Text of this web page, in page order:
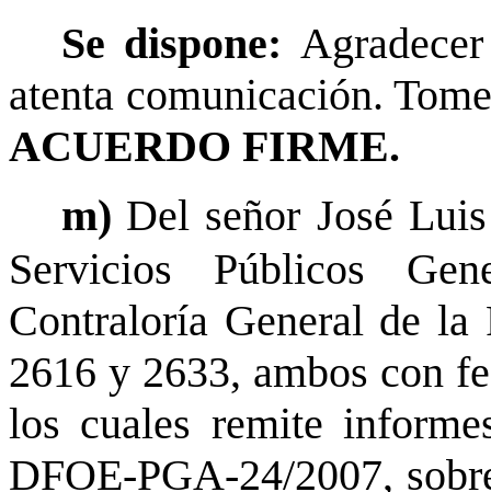
Se dispone:
atenta comunicación.
ACUERDO FIRME.
m) Del señor José
Servicios Públicos
Contraloría General de la
2616 y 2633, ambos con
los cuales remite
DFOE-PGA-24/2007,